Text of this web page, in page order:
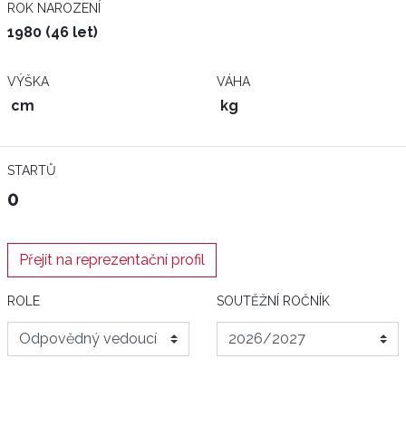
ROK NAROZENÍ
1980 (46 let)
VÝŠKA
cm
VÁHA
kg
STARTŮ
0
Přejít na reprezentační profil
ROLE SOUTĚŽNÍ ROČNÍK